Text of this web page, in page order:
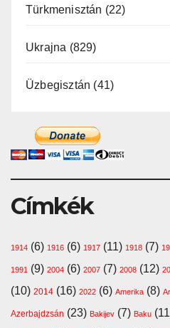
Türkmenisztán (22)
Ukrajna (829)
Üzbegisztán (41)
Címkék
1914 (6) 1916 (6) 1917 (11) 1918 (7)
1991 (9) 2004 (6) 2007 (7) 2008 (12)
(10) 2014 (16) 2022 (6) Amerika (8)
Azerbajdzsán (23) Bakijev (7) Baku